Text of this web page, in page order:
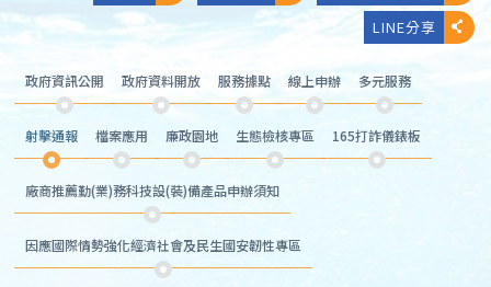
LINE分享
政府資訊公開 政府資料開放 服務據點 線上申辦 多元服務
射擊通報 檔案應用 廉政園地 生態檢核專區 165打詐儀錶板
廠商推薦勤(業)務科技設(裝)備產品申辦須知
因應國際情勢強化經濟社會及民生國安韌性專區